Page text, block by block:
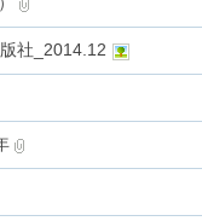
社_2014.12